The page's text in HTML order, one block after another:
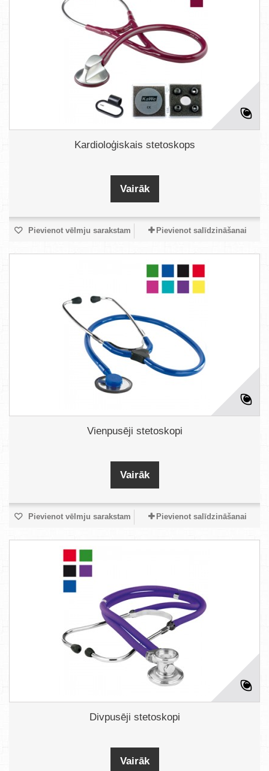
Kardioloģiskais stetoskops
Vairāk
Pievienot vēlmju sarakstam Pievienot salīdzināšanai
Vienpusēji stetoskopi
Vairāk
Pievienot vēlmju sarakstam Pievienot salīdzināšanai
Divpusēji stetoskopi
Vairāk